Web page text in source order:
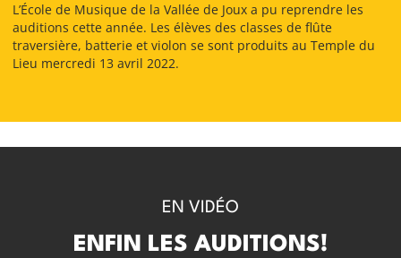
L’École de Musique de la Vallée de Joux a pu reprendre les
auditions cette année. Les élèves des classes de flûte
traversière, batterie et violon se sont produits au Temple du
Lieu mercredi 13 avril 2022.
EN VIDÉO
ENFIN LES AUDITIONS!